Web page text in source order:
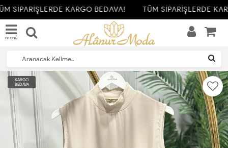
SİPARİŞLERDE KARGO BEDAVA! TÜM SİPARİŞLERDE
menü
KARGO
BEDAVA